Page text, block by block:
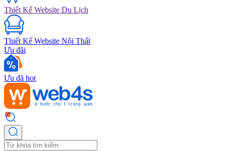
Thiết Kế Website Du Lịch
Thiết Kế Website Nội Thất
Ưu đãi
Ưu đã hot